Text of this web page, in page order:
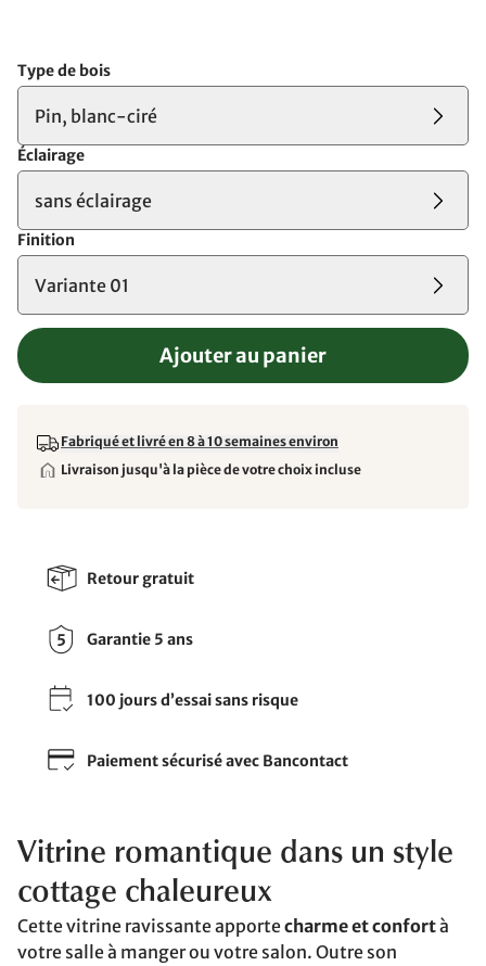
Type de bois
Pin, blanc-ciré
Éclairage
sans éclairage
Finition
Variante 01
Ajouter au panier
Fabriqué et livré en 8 à 10 semaines environ
Livraison jusqu'à la pièce de votre choix incluse
Retour gratuit
Garantie 5 ans
100 jours d’essai sans risque
Paiement sécurisé avec Bancontact
Vitrine romantique dans un style
cottage chaleureux
Cette vitrine ravissante apportecharme et confortà
votre salle à manger ou votre salon. Outre son